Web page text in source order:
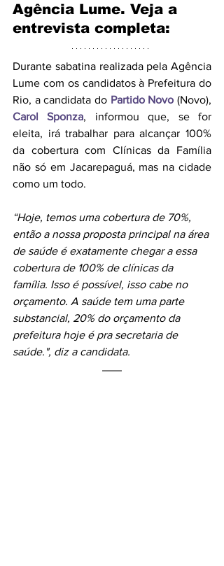
Agência Lume. Veja a
entrevista completa:
Durante sabatina realizada pela Agência
Lume com os candidatos à Prefeitura do
Rio, a candidata do Partido Novo
Carol Sponza, informou que, se for
eleita, irá trabalhar para alcançar 100%
da cobertura com Clínicas da Família
não só em Jacarepaguá, mas na cidade
como um todo.
“Hoje, temos uma cobertura de 70%,
então a nossa proposta principal na área
de saúde é exatamente chegar a essa
cobertura de 100% de clínicas da
família. Isso é possível, isso cabe no
orçamento. A saúde tem uma parte
substancial, 20% do orçamento da
prefeitura hoje é pra secretaria de
saúde.", diz a candidata.